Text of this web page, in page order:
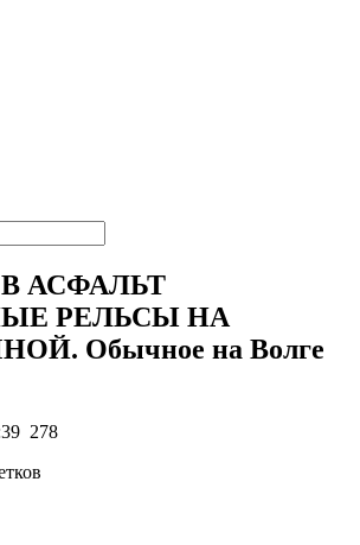
АСФАЛЬТ
РЕЛЬСЫ НА
Обычное на Волге
278